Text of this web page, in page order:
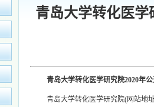
青岛大学转化医学
青岛大学转化医学研究院2020年
青岛大学转化医学研究院(网站地